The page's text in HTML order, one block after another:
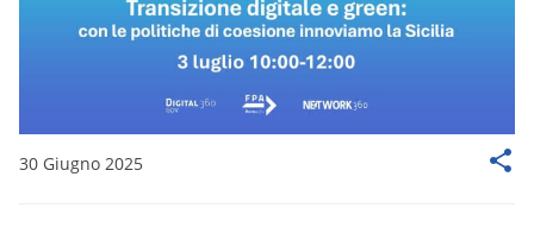
30 Giugno 2025